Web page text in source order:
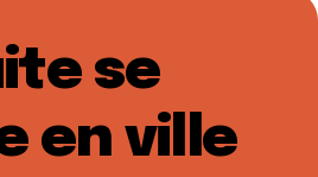
se
en ville